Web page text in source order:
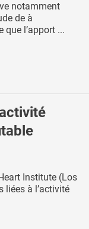
notamment
de à
que l’apport ...
Institute (Los
liées à l’activité